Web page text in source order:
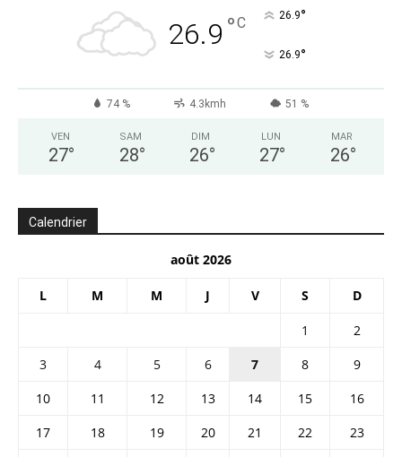
26.9 °C 26.9°
26.9°
74 % 4.3kmh 51 %
VEN
27°
SAM
28°
DIM
26°
LUN
27°
MAR
26°
Calendrier
août 2026
L M M J V S D
1
2
3
4 5 6 7 8
9
10
11 12 13 14 15
16
17
18 19 20 21 22
23